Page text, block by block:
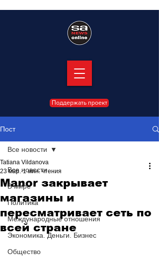
Поддержать проект
Пост
Все новости
В мире
Политика
Международные отношения
Экономика. Деньги. Бизнес
Общество
Все новости
Manor закрывает
магазины и
пересматривает сеть по
всей стране
Tatiana Vildanova
23 мар. 1 мин. чтения